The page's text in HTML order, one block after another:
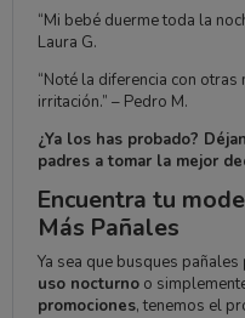
“Mi bebé duerme toda la
Laura G.
“Noté la diferencia con otras
irritación.” – Pedro M.
¿Ya los has probado?
padres a tomar la mejor
Encuentra tu
Más Pañales
Ya sea que busques pañales
uso nocturnoo
promociones, tenemos el